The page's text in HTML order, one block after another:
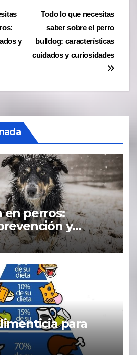
Todo lo que necesitas
saber sobre el perro
bulldog: características
cuidados y curiosidades
y
en perros:
y
para